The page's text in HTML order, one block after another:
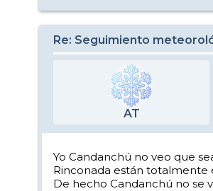
Re: Seguimiento
AT
Yo Candanchú no veo que
Rinconada están totalmente
De hecho Candanchú no se